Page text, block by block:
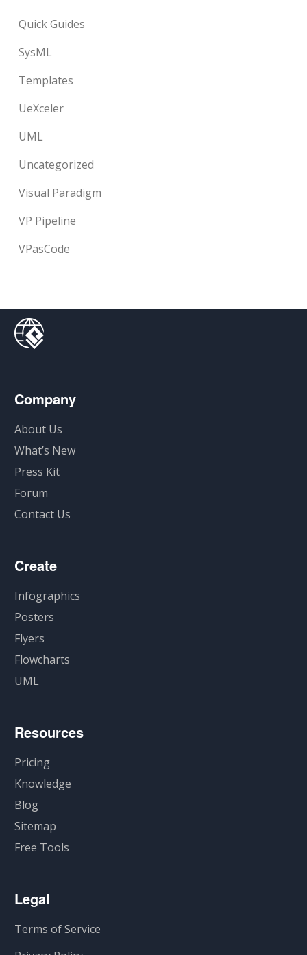
Quick Guides
SysML
Templates
UeXceler
UML
Uncategorized
Visual Paradigm
VP Pipeline
VPasCode
Company
About Us
What’s New
Press Kit
Forum
Contact Us
Create
Infographics
Posters
Flyers
Flowcharts
UML
Resources
Pricing
Knowledge
Blog
Sitemap
Free Tools
Legal
Terms of Service